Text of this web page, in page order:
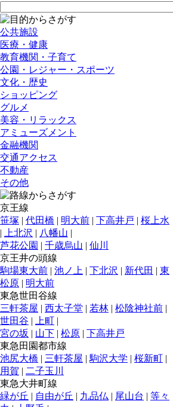
公共施設
医療・健康
教育機関・子育て
公園・レジャー・スポーツ
文化・歴史
ショッピング
グルメ
美容・リラックス
アミューズメント
金融機関
交通アクセス
不動産
その他
京王線
笹塚 | 代田橋 | 明大前 | 下高井戸 | 桜上水
|
上北沢 | 八幡山 |
芦花公園 | 千歳烏山 | 仙川
京王井の頭線
駒場東大前 | 池ノ上 | 下北沢 | 新代田 | 東
松原 | 明大前
東急世田谷線
三軒茶屋 | 西太子堂 | 若林 | 松陰神社前 |
世田谷 | 上町 |
宮の坂 | 山下 | 松原 | 下高井戸
東急田園都市線
池尻大橋 | 三軒茶屋 | 駒沢大学 | 桜新町 |
用賀 | 二子玉川
東急大井町線
緑が丘 | 自由が丘 | 九品仏 | 尾山台 | 等々